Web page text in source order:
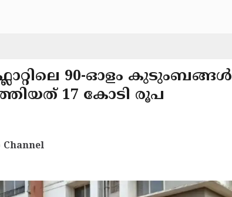
90-ഓളം കുടുംബങ്ങൾ
17 കോടി രൂപ
Channel